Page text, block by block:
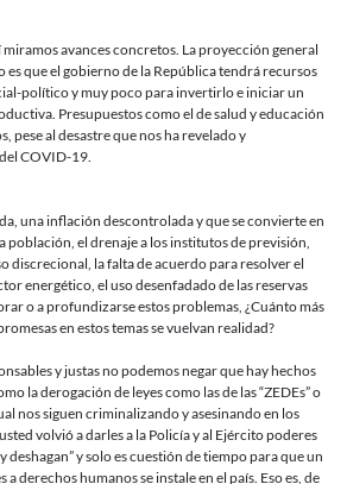
avances concretos. La proyección general
es que el gobierno de la República tendrá recursos
político y muy poco para invertirlo e iniciar un
Presupuestos como el de salud y educación
pese al desastre que nos ha revelado y
COVID-19.
una inflación descontrolada y que se convierte en
población, el drenaje a los institutos de previsión,
discrecional, la falta de acuerdo para resolver el
energético, el uso desenfadado de las reservas
o a profundizarse estos problemas, ¿Cuánto más
en estos temas se vuelvan realidad?
y justas no podemos negar que hay hechos
la derogación de leyes como las de las “ZEDEs” o
nos siguen criminalizando y asesinando en los
volvió a darles a la Policía y al Ejército poderes
deshagan” y solo es cuestión de tiempo para que un
derechos humanos se instale en el país. Eso es, de